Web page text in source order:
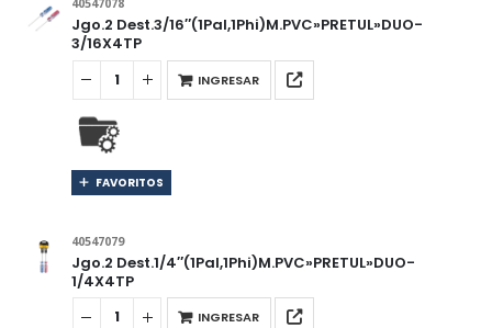
40547078
Jgo.2 Dest.3/16″(1Pal,1Phi)M.PVC»PRETUL»DUO-
3/16X4TP
INGRESAR
FAVORITOS
40547079
Jgo.2 Dest.1/4″(1Pal,1Phi)M.PVC»PRETUL»DUO-
1/4X4TP
INGRESAR